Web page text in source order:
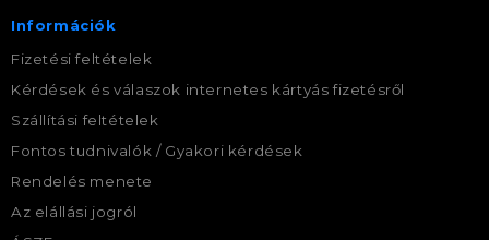
Információk
Fizetési feltételek
Kérdések és válaszok internetes kártyás fizetésről
Szállítási feltételek
Fontos tudnivalók / Gyakori kérdések
Rendelés menete
Az elállási jogról